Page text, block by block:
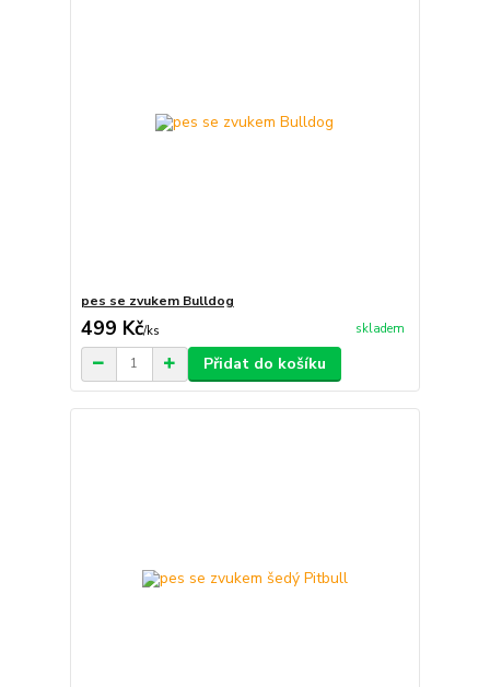
pes se zvukem Bulldog
499 Kč/ks skladem
Přidat do košíku